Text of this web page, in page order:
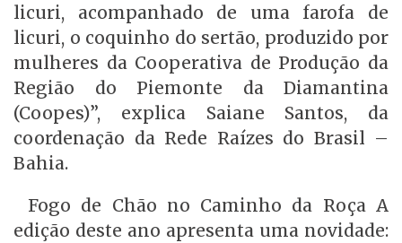
licuri, acompanhado de uma farofa de
licuri, o coquinho do sertão, produzido por
mulheres da Cooperativa de Produção da
Região do Piemonte da Diamantina
(Coopes)”, explica Saiane Santos, da
coordenação da Rede Raízes do Brasil –
Bahia.
Fogo de Chão no Caminho da Roça A
edição deste ano apresenta uma novidade: